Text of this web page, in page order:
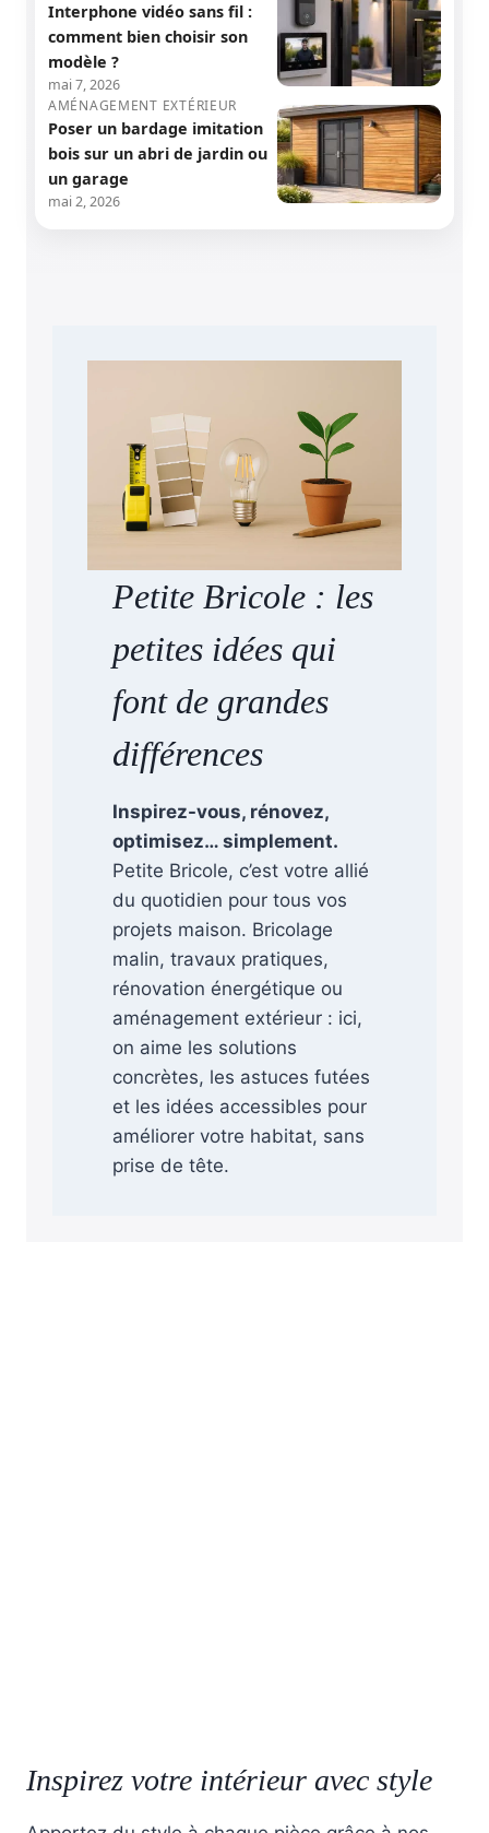
Interphone vidéo sans fil :
comment bien choisir son
modèle ?
mai 7, 2026
AMÉNAGEMENT EXTÉRIEUR
Poser un bardage imitation
bois sur un abri de jardin ou
un garage
mai 2, 2026
Petite Bricole : les
petites idées qui
font de grandes
différences
Inspirez-vous, rénovez,
optimisez… simplement.
Petite Bricole, c’est votre allié
du quotidien pour tous vos
projets maison. Bricolage
malin, travaux pratiques,
rénovation énergétique ou
aménagement extérieur : ici,
on aime les solutions
concrètes, les astuces futées
et les idées accessibles pour
améliorer votre habitat, sans
prise de tête.
Inspirez votre intérieur avec style